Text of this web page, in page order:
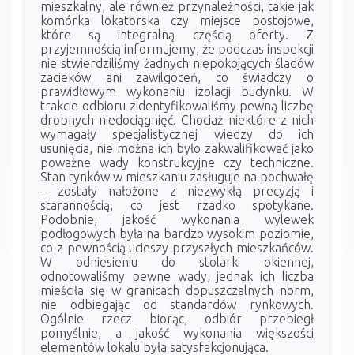
mieszkalny, ale również przynależności, takie jak
komórka lokatorska czy miejsce postojowe,
które są integralną częścią oferty. Z
przyjemnością informujemy, że podczas inspekcji
nie stwierdziliśmy żadnych niepokojących śladów
zacieków ani zawilgoceń, co świadczy o
prawidłowym wykonaniu izolacji budynku. W
trakcie odbioru zidentyfikowaliśmy pewną liczbę
drobnych niedociągnięć. Chociaż niektóre z nich
wymagały specjalistycznej wiedzy do ich
usunięcia, nie można ich było zakwalifikować jako
poważne wady konstrukcyjne czy techniczne.
Stan tynków w mieszkaniu zasługuje na pochwałę
– zostały nałożone z niezwykłą precyzją i
starannością, co jest rzadko spotykane.
Podobnie, jakość wykonania wylewek
podłogowych była na bardzo wysokim poziomie,
co z pewnością ucieszy przyszłych mieszkańców.
W odniesieniu do stolarki okiennej,
odnotowaliśmy pewne wady, jednak ich liczba
mieściła się w granicach dopuszczalnych norm,
nie odbiegając od standardów rynkowych.
Ogólnie rzecz biorąc, odbiór przebiegł
pomyślnie, a jakość wykonania większości
elementów lokalu była satysfakcjonująca.